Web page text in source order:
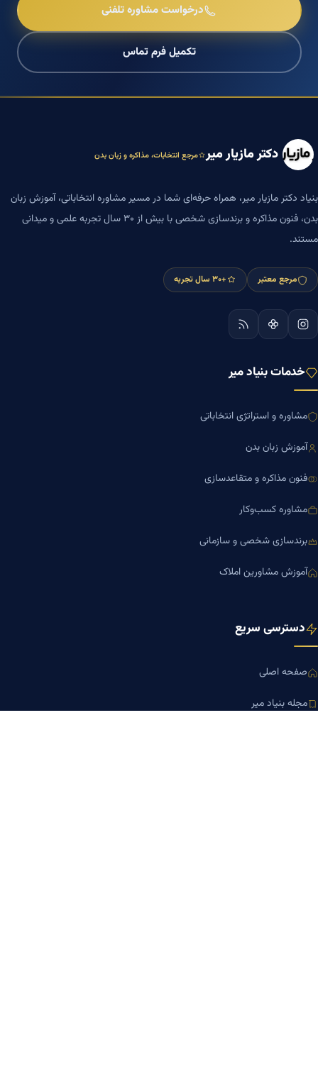
درخواست مشاوره تلفنی
تکمیل فرم تماس
دکتر مازیار میر مرجع انتخابات، مذاکره و زبان بدن
بنیاد دکتر مازیار میر، همراه حرفه‌ای شما در مسیر مشاوره انتخاباتی، آموزش زبان
بدن، فنون مذاکره و برندسازی شخصی با بیش از ۳۰ سال تجربه علمی و میدانی
مستند.
مرجع معتبر +۳۰ سال تجربه
خدمات بنیاد میر
مشاوره و استراتژی انتخاباتی
آموزش زبان بدن
فنون مذاکره و متقاعدسازی
مشاوره کسب‌وکار
برندسازی شخصی و سازمانی
آموزش مشاورین املاک
دسترسی سریع
صفحه اصلی
مجله بنیاد میر